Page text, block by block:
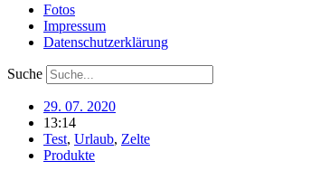
Fotos
Impressum
Datenschutzerklärung
Suche
29. 07. 2020
13:14
Test, Urlaub, Zelte
Produkte